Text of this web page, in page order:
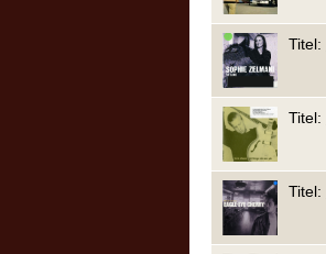
Titel:
Titel:
Titel: